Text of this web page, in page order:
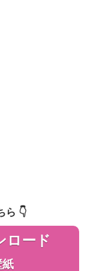
ら 👇️
ロード
紙